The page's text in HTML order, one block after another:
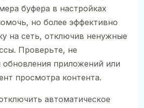
буфера в настройках
но более эффективно
на сеть, отключив ненужные
Проверьте, не
обновления приложений или
просмотра контента.
автоматическое